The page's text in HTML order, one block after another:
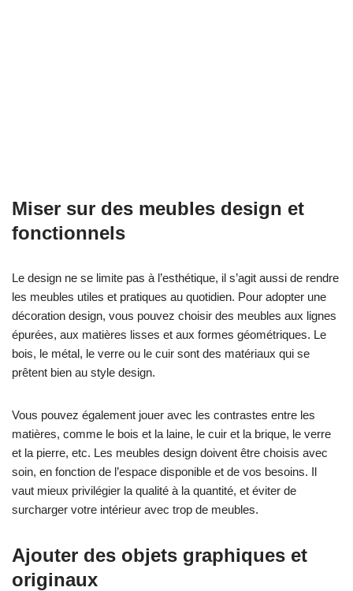
Miser sur des meubles design et
fonctionnels
Le design ne se limite pas à l’esthétique, il s’agit aussi de rendre
les meubles utiles et pratiques au quotidien. Pour adopter une
décoration design, vous pouvez choisir des meubles aux lignes
épurées, aux matières lisses et aux formes géométriques. Le
bois, le métal, le verre ou le cuir sont des matériaux qui se
prêtent bien au style design.
Vous pouvez également jouer avec les contrastes entre les
matières, comme le bois et la laine, le cuir et la brique, le verre
et la pierre, etc. Les meubles design doivent être choisis avec
soin, en fonction de l’espace disponible et de vos besoins. Il
vaut mieux privilégier la qualité à la quantité, et éviter de
surcharger votre intérieur avec trop de meubles.
Ajouter des objets graphiques et
originaux